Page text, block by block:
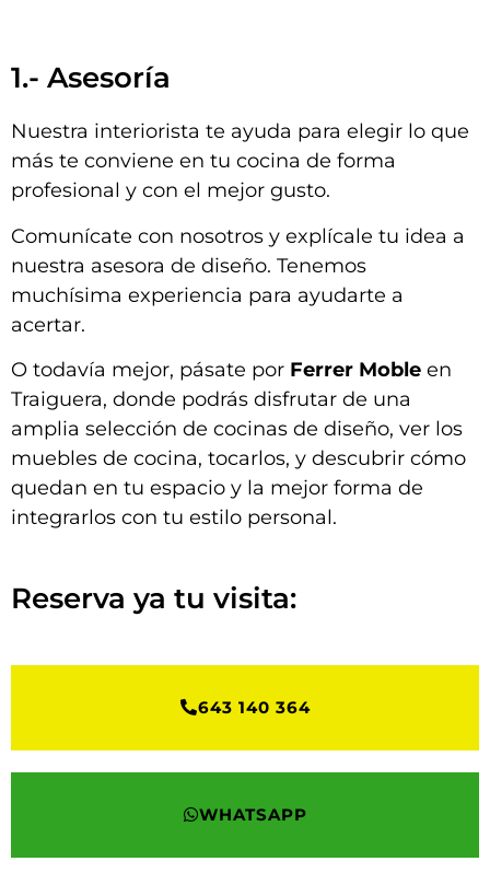
1.- Asesoría
Nuestra interiorista te ayuda para elegir lo que
más te conviene en tu cocina de forma
profesional y con el mejor gusto.
Comunícate con nosotros y explícale tu idea a
nuestra asesora de diseño. Tenemos
muchísima experiencia para ayudarte a
acertar.
O todavía mejor, pásate por Ferrer Moble en
Traiguera, donde podrás disfrutar de una
amplia selección de cocinas de diseño, ver los
muebles de cocina, tocarlos, y descubrir cómo
quedan en tu espacio y la mejor forma de
integrarlos con tu estilo personal.
Reserva ya tu visita:
643 140 364
WHATSAPP